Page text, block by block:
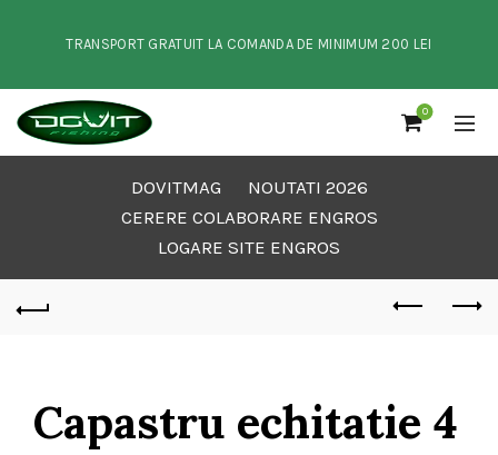
TRANSPORT GRATUIT LA COMANDA DE MINIMUM 200 LEI
0
DOVITMAG
NOUTATI 2026
CERERE COLABORARE ENGROS
LOGARE SITE ENGROS
Capastru echitatie 4